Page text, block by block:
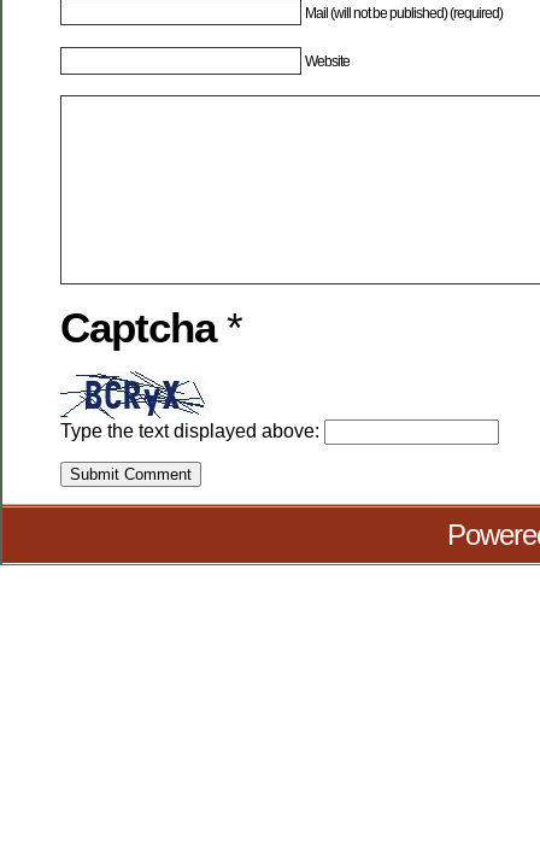
Mail (will not be published) (required)
Website
Captcha*
Type the text displayed above: